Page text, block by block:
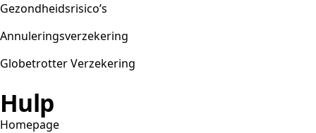
Gezondheidsrisico’s
Annuleringsverzekering
Globetrotter Verzekering
Hulp
Homepage